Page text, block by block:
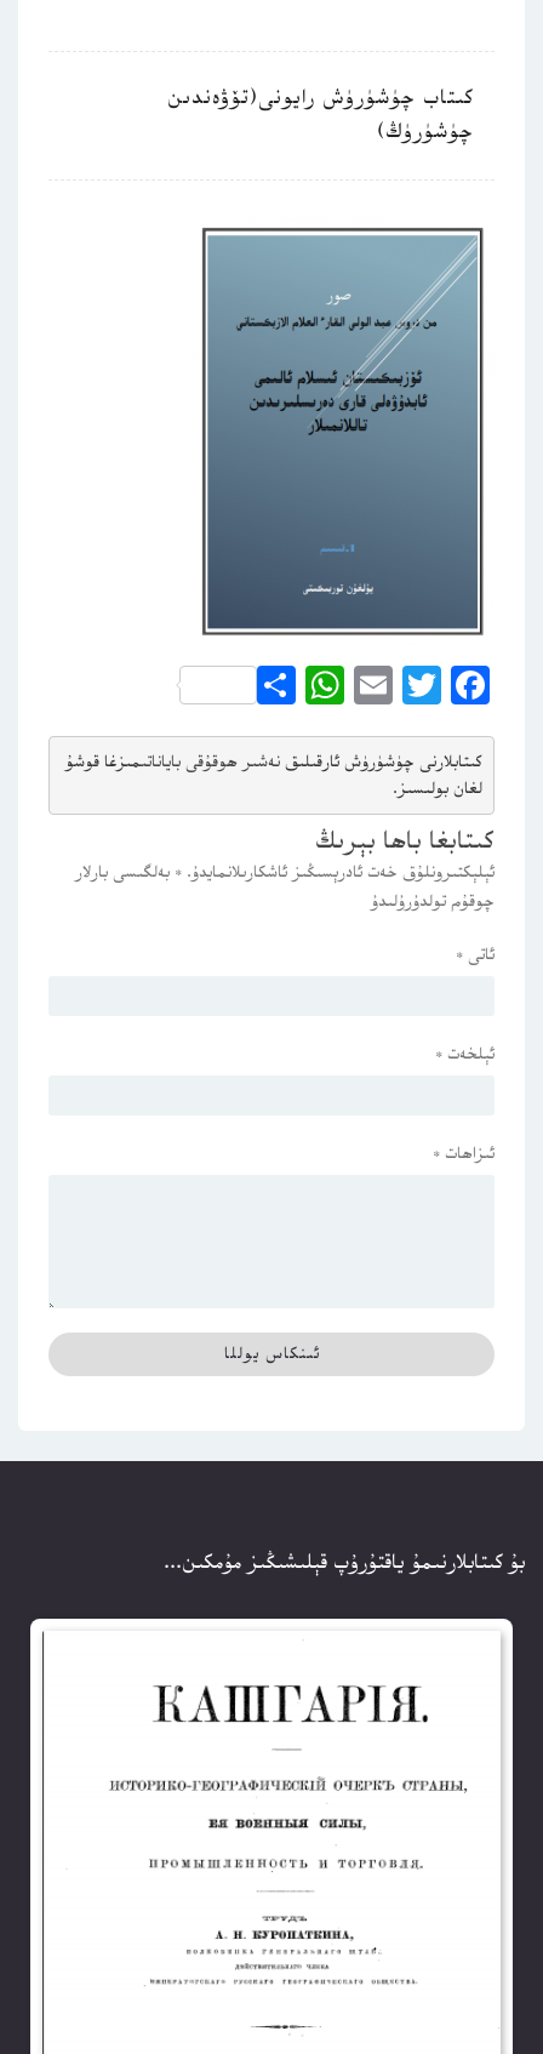
كىتاب چۈشۈرۈش رايونى(تۆۋەندىن
چۈشۈرۈڭ)
Facebook
Twitter
Email
WhatsApp
Share
كىتابلارنى چۈشۈرۈش ئارقىلىق نەشىر ھوقۇقى باياناتىمىزغا قوشۇ
لغان بولىسىز.
كىتابغا باھا بېرىڭ
ئېلېكتىرونلۇق خەت ئادرېسىڭىز ئاشكارىلانمايدۇ. * بەلگىسى بارلار
چوقۇم تولدۇرۇلىدۇ
ئاتى *
ئېلخەت *
ئىزاھات *
بۇ كىتابلارنىمۇ ياقتۇرۇپ قېلىشىڭىز مۇمكىن...